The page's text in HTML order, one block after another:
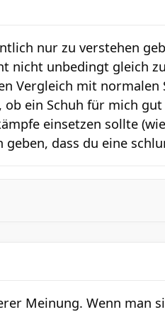
nur zu verstehen
nicht unbedingt gleich
Vergleich mit normalen
ob ein Schuh für mich
einsetzen sollte
geben, dass du eine
Meinung. Wenn man